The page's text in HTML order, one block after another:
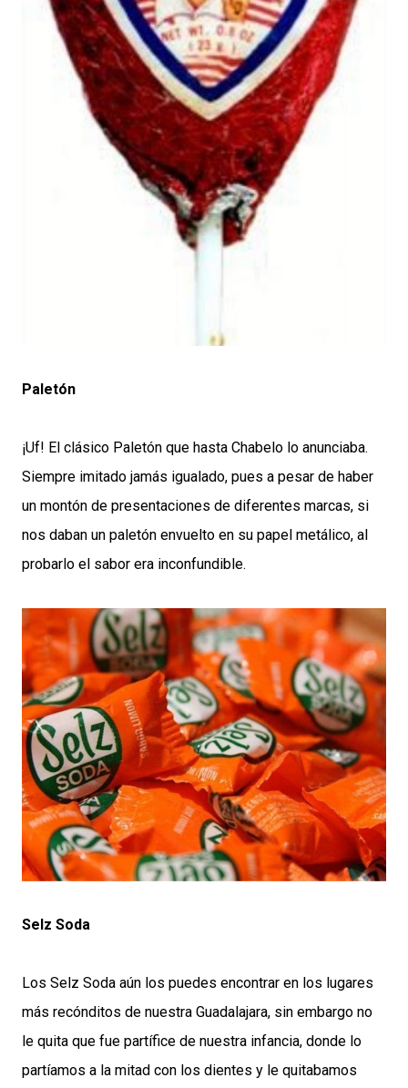
Paletón
¡Uf! El clásico Paletón que hasta Chabelo lo anunciaba.
Siempre imitado jamás igualado, pues a pesar de haber
un montón de presentaciones de diferentes marcas, si
nos daban un paletón envuelto en su papel metálico, al
probarlo el sabor era inconfundible.
Selz Soda
Los Selz Soda aún los puedes encontrar en los lugares
más recónditos de nuestra Guadalajara, sin embargo no
le quita que fue partífice de nuestra infancia, donde lo
partíamos a la mitad con los dientes y le quitabamos